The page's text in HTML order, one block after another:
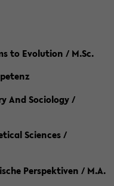
to Evolution / M.Sc.
And Sociology /
Sciences /
Perspektiven / M.A.